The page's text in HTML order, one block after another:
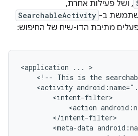
, ושל פעילות אחרת,
ב- SearchableActivity
מתיבת הדו-שיח של החיפוש:
<application ...
<!-- This is the
<activity
<action
<meta-data